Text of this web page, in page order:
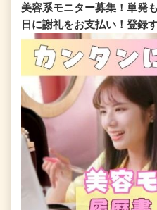
美容系モニター募集！単発
日に謝礼をお支払い！登録